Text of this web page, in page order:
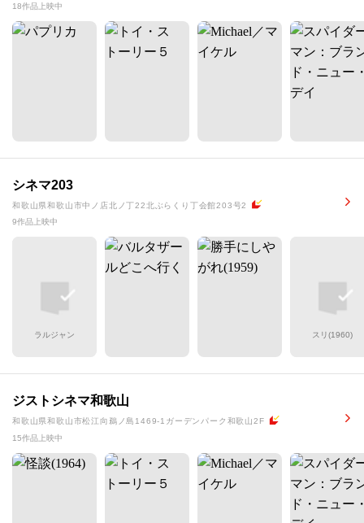
18作品上映中
シネマ203
和歌山県和歌山市中ノ店北ノ丁22北ぶらくり丁会館203号2
9作品上映中
ラルジャン スリ(1960)
ジストシネマ和歌山
和歌山県和歌山市松江向鵜ノ島1469-1ガーデンパーク和歌山2F
15作品上映中